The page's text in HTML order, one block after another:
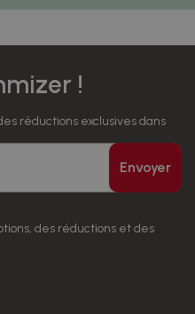
!
réductions exclusives dans
Envoyer
des réductions et des